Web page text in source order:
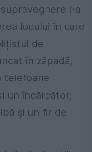
l-a
locului în care
de
în zăpadă,
telefoane
un încărcător,
şi un fir de